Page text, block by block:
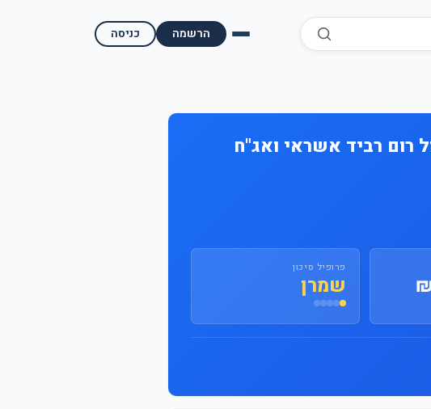
כניסה הרשמה
השוואת בתי השקעות למסחר עצמאי
מאמרים ומדריכים
אודות גמל טופ
רום רביד אשראי ואג"ח
פרופיל סיכון
שמרן